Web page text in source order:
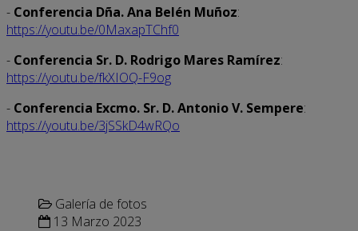
- Conferencia Dña. Ana Belén Muñoz:
https://youtu.be/0MaxapTChf0
- Conferencia Sr. D. Rodrigo Mares Ramírez:
https://youtu.be/fkXIOQ-F9og
- Conferencia Excmo. Sr. D. Antonio V. Sempere:
https://youtu.be/3jSSkD4wRQo
Galería de fotos
13 Marzo 2023